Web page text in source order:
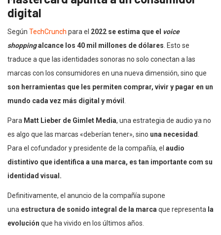
digital
Según TechCrunch para el 2022 se estima que el voice
shoppingalcance los 40 mil millones de dólares . Esto se
traduce a que las identidades sonoras no solo conectan a las
marcas con los consumidores en una nueva dimensión, sino que
son herramientas que les permiten comprar, vivir y pagar en un
mundo cada vez más digital y móvil
Para Matt Lieber de Gimlet Media, una estrategia de audio ya no
es algo que las marcas «deberían tener», sino una necesidad
Para el cofundador y presidente de la compañía, el audio
distintivo que identifica a una marca, es tan importante com su
identidad visual.
Definitivamente, el anuncio de la compañía supone
una estructura de sonido integral de la marca que representa la
evolución que ha vivido en los últimos años.